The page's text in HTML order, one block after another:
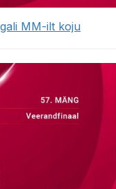
MM-ilt koju